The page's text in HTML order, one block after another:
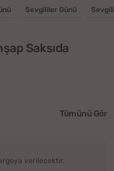
Sevgililer Günü Sevgili
Saksıda
Tümünü Gör
verilecektir.